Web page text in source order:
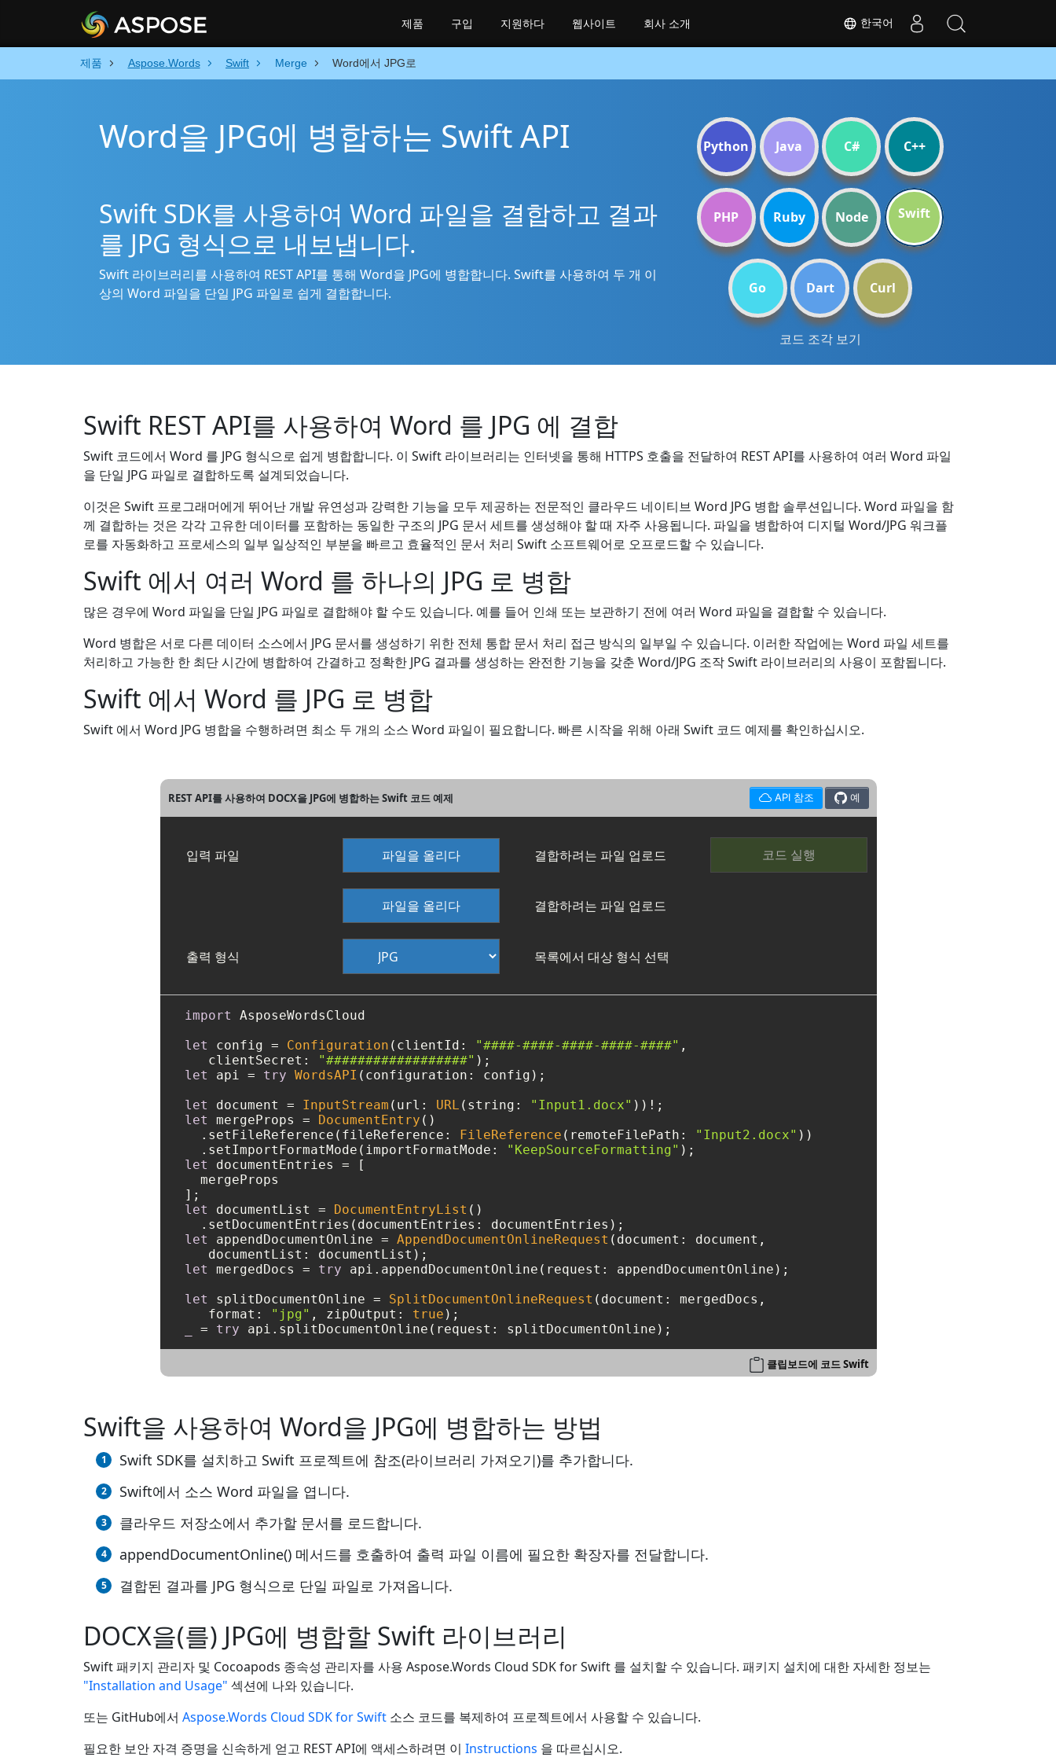
제품 Aspose.Words Swift Merge Word에서 JPG로
Word을 JPG에 병합하는 Swift API
Swift SDK를 사용하여 Word 파일을 결합하고 결과
를 JPG 형식으로 내보냅니다.
Swift 라이브러리를 사용하여 REST API를 통해 Word을 JPG에 병합합니다. Swift를 사용하여 두 개 이
상의 Word 파일을 단일 JPG 파일로 쉽게 결합합니다.
Python Java C# C++
PHP Ruby Node Swift
Go Dart Curl
코드 조각 보기
Swift REST API를 사용하여 Word 를 JPG 에 결합
Swift 코드에서 Word 를 JPG 형식으로 쉽게 병합합니다. 이 Swift 라이브러리는 인터넷을 통해 HTTPS 호출을 전달하여 REST API를 사용하여 여러 Word 파일
을 단일 JPG 파일로 결합하도록 설계되었습니다.
이것은 Swift 프로그래머에게 뛰어난 개발 유연성과 강력한 기능을 모두 제공하는 전문적인 클라우드 네이티브 Word JPG 병합 솔루션입니다. Word 파일을 함
께 결합하는 것은 각각 고유한 데이터를 포함하는 동일한 구조의 JPG 문서 세트를 생성해야 할 때 자주 사용됩니다. 파일을 병합하여 디지털 Word/JPG 워크플
로를 자동화하고 프로세스의 일부 일상적인 부분을 빠르고 효율적인 문서 처리 Swift 소프트웨어로 오프로드할 수 있습니다.
Swift 에서 여러 Word 를 하나의 JPG 로 병합
많은 경우에 Word 파일을 단일 JPG 파일로 결합해야 할 수도 있습니다. 예를 들어 인쇄 또는 보관하기 전에 여러 Word 파일을 결합할 수 있습니다.
Word 병합은 서로 다른 데이터 소스에서 JPG 문서를 생성하기 위한 전체 통합 문서 처리 접근 방식의 일부일 수 있습니다. 이러한 작업에는 Word 파일 세트를
처리하고 가능한 한 최단 시간에 병합하여 간결하고 정확한 JPG 결과를 생성하는 완전한 기능을 갖춘 Word/JPG 조작 Swift 라이브러리의 사용이 포함됩니다.
Swift 에서 Word 를 JPG 로 병합
Swift 에서 Word JPG 병합을 수행하려면 최소 두 개의 소스 Word 파일이 필요합니다. 빠른 시작을 위해 아래 Swift 코드 예제를 확인하십시오.
REST API를 사용하여 DOCX을 JPG에 병합하는 Swift 코드 예제 API 참조 예
입력 파일 파일을 올리다 결합하려는 파일 업로드 코드 실행
파일을 올리다 결합하려는 파일 업로드
출력 형식 목록에서 대상 형식 선택
import
AsposeWordsCloud
let
config = Configuration (clientId: "####-####-####-####-####" ,
   clientSecret:
"##################"
let
api = try WordsAPI (configuration: config);
let
document = InputStream (url: URL (string: "Input1.docx" )) !
let
mergeProps = DocumentEntry ()
  .setFileReference(fileReference:
FileReference (remoteFilePath: "Input2.docx" ))
  .setImportFormatMode(importFormatMode:
"KeepSourceFormatting"
let
documentEntries = [
  mergeProps
let
documentList = DocumentEntryList ()
let
appendDocumentOnline = AppendDocumentOnlineRequest (document: document,
let
mergedDocs = try api.appendDocumentOnline(request: appendDocumentOnline);
let
splitDocumentOnline = SplitDocumentOnlineRequest (document: mergedDocs,
   format:
"jpg" , zipOutput: true
= try api.splitDocumentOnline(request: splitDocumentOnline);
클립보드에 코드 Swift
Swift을 사용하여 Word을 JPG에 병합하는 방법
Swift SDK를 설치하고 Swift 프로젝트에 참조(라이브러리 가져오기)를 추가합니다.
Swift에서 소스 Word 파일을 엽니다.
클라우드 저장소에서 추가할 문서를 로드합니다.
appendDocumentOnline() 메서드를 호출하여 출력 파일 이름에 필요한 확장자를 전달합니다.
결합된 결과를 JPG 형식으로 단일 파일로 가져옵니다.
DOCX을(를) JPG에 병합할 Swift 라이브러리
Swift 패키지 관리자 및 Cocoapods 종속성 관리자를 사용 Aspose.Words Cloud SDK for Swift 를 설치할 수 있습니다. 패키지 설치에 대한 자세한 정보는
"Installation and Usage" 섹션에 나와 있습니다.
또는 GitHub에서 Aspose.Words Cloud SDK for Swift 소스 코드를 복제하여 프로젝트에서 사용할 수 있습니다.
필요한 보안 자격 증명을 신속하게 얻고 REST API에 액세스하려면 이 Instructions 을 따르십시오.
한국어
제품 구입 지원하다 웹사이트 회사 소개